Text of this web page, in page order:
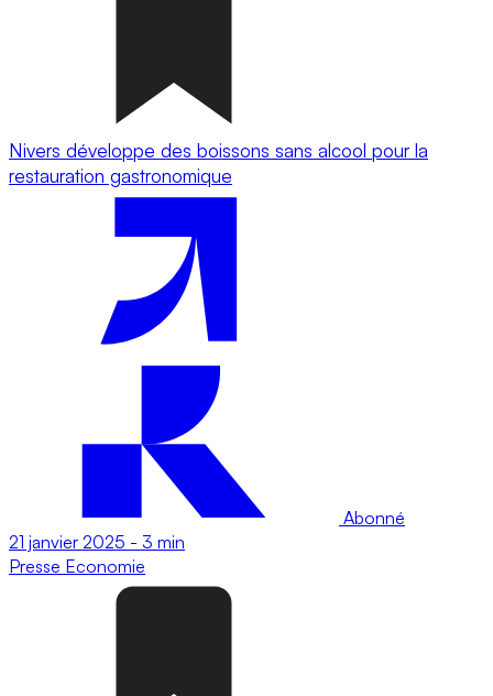
Nivers développe des boissons sans alcool pour la
restauration gastronomique
Abonné
21 janvier 2025 - 3 min
Presse Economie